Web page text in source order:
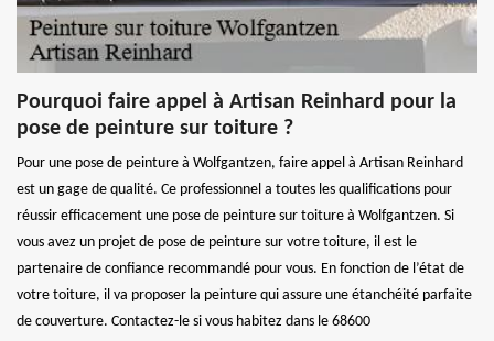
Pourquoi faire appel à Artisan Reinhard pour la
pose de peinture sur toiture ?
Pour une pose de peinture à Wolfgantzen, faire appel à Artisan Reinhard
est un gage de qualité. Ce professionnel a toutes les qualifications pour
réussir efficacement une pose de peinture sur toiture à Wolfgantzen. Si
vous avez un projet de pose de peinture sur votre toiture, il est le
partenaire de confiance recommandé pour vous. En fonction de l’état de
votre toiture, il va proposer la peinture qui assure une étanchéité parfaite
de couverture. Contactez-le si vous habitez dans le 68600